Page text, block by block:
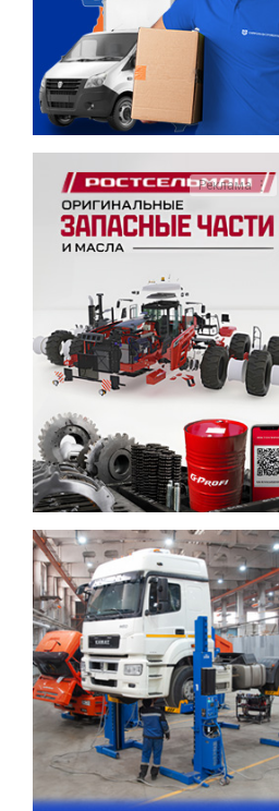
Реклама ⋮